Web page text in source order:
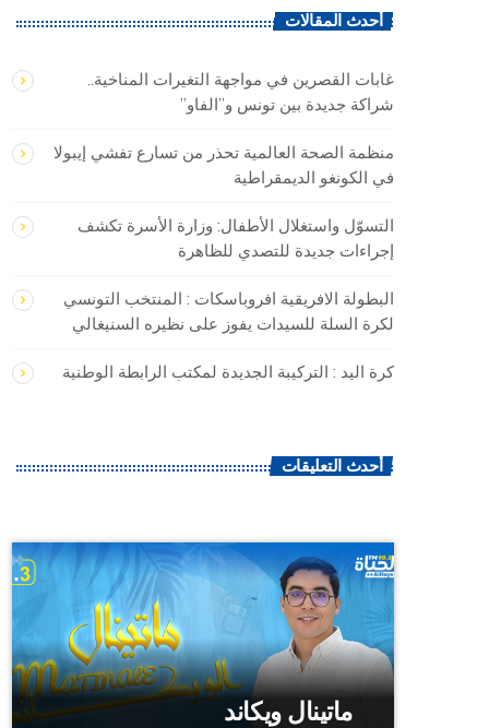
أحدث المقالات
غابات القصرين في مواجهة التغيرات المناخية..
شراكة جديدة بين تونس و”الفاو”
منظمة الصحة العالمية تحذر من تسارع تفشي إيبولا
في الكونغو الديمقراطية
التسوّل واستغلال الأطفال: وزارة الأسرة تكشف
إجراءات جديدة للتصدي للظاهرة
البطولة الافريقية افروباسكات : المنتخب التونسي
لكرة السلة للسيدات يفوز على نظيره السنيغالي
كرة اليد : التركيبة الجديدة لمكتب الرابطة الوطنية
أحدث التعليقات
ماتينال ويكاند